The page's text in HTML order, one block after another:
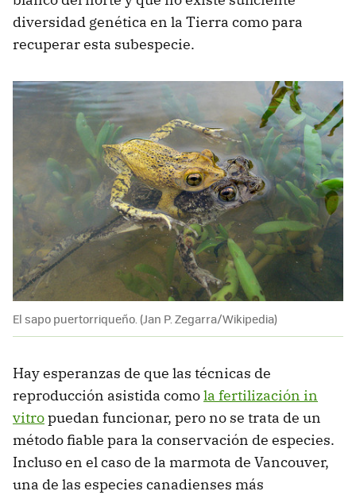
diversidad genética en la Tierra como para
recuperar esta subespecie.
El sapo puertorriqueño. (Jan P. Zegarra/Wikipedia)
Hay esperanzas de que las técnicas de
reproducción asistida comola fertilización in
vitropuedan funcionar, pero no se trata de un
método fiable para la conservación de especies.
Incluso en el caso de la marmota de Vancouver,
una de las especies canadienses más